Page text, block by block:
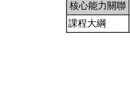
核心能力關聯
課程大綱